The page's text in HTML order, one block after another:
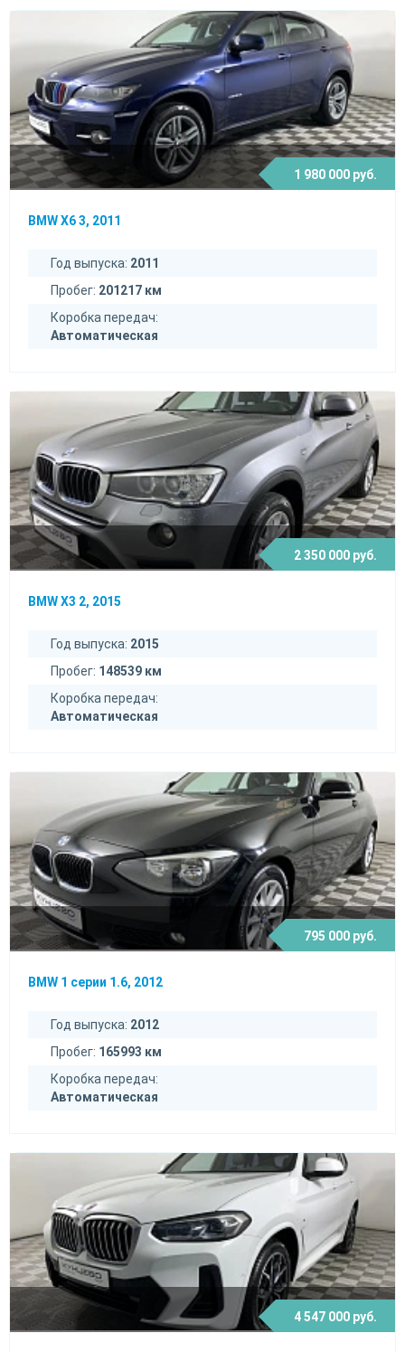
1 980 000 руб.
BMW X6 3, 2011
Год выпуска: 2011
Пробег: 201217 км
Коробка передач:
Автоматическая
2 350 000 руб.
BMW X3 2, 2015
Год выпуска: 2015
Пробег: 148539 км
Коробка передач:
Автоматическая
795 000 руб.
BMW 1 серии 1.6, 2012
Год выпуска: 2012
Пробег: 165993 км
Коробка передач:
Автоматическая
4 547 000 руб.